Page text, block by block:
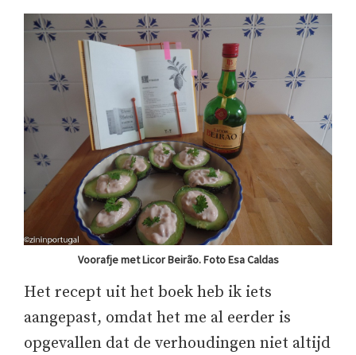
Voorafje met Licor Beirão. Foto Esa Caldas
Het recept uit het boek heb ik iets
aangepast, omdat het me al eerder is
opgevallen dat de verhoudingen niet altijd